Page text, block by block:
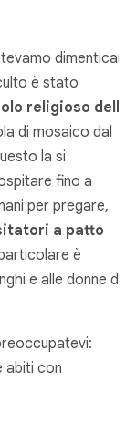
è stato
religioso
di mosaico dal
la si
fino a
per pregare,
a patto
è
e alle donne di
abiti con